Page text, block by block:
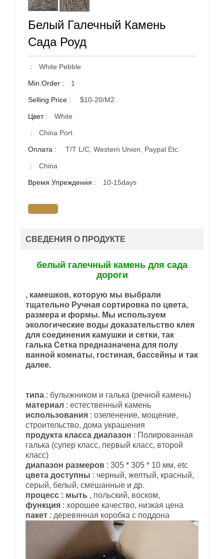
Белый Галечный Камень
Сада Роуд
: White Pebble
Min.Order : 1
Selling Price : $10-20/m2
Цвет : White
: China Port
Оплата : T/T L/C, Western Union, Paypal Etc.
: China
Время Упреждения : 10-15days
СВЕДЕНИЯ О ПРОДУКТЕ
белый галечный камень для сада
дороги
, камешков, которую мы выбрали
тщательно Ручная сортировка по цвета,
размера и формы. Мы используем
экологические воды доказательство клея
для соединения камушки и сетки, так
галька Сетка предназначена для полу
ванной комнаты, гостиная, бассейны и так
далее.
типа : булыжником и галька (речной камень)
материал : естественный камень
использования : озеленение, мощение,
строительство, дома украшения
продукта класса диапазон : Полированная
галька (супер класс, первый класс, второй
класс)
диапазон размеров : 305 * 305 * 10 мм, etc
цвета доступны : черный, желтый, красный,
серый, белый, смешанные и др.
процесс : мыть , польский, воском,
функция : хорошее качество, низкая цена
пакет : деревянная коробка с поддона